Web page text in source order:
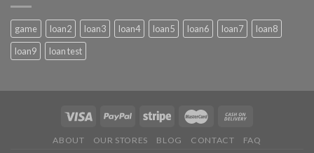
game loan2 loan3 loan4 loan5 loan6 loan7
loan8
loan9
loan test
ABOUT OUR STORES BLOG CONTACT FAQ